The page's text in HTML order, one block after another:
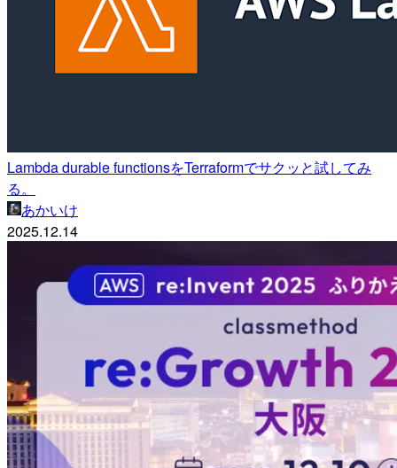
Lambda durable functionsをTerraformでサクッと試してみ
る。
あかいけ
2025.12.14